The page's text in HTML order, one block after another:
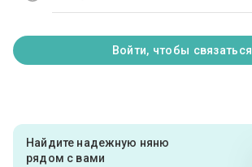
Войти, чтобы связаться
Найдите надежную няню
рядом с вами